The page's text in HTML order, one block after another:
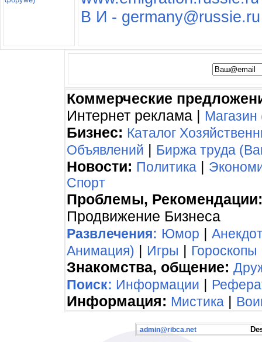
В И - germany@russie.ru
Коммерческие
Интернет реклама | Магазин
Бизнес: Каталог
Объявлений | Биржа труда
Новости: Политика |
Спорт
Проблемы, Рекомендации:
Продвижение Бизнеса
Развлечения: Юмор |
Анимация) | Игры | Гороскопы
Знакомства, общение:
Поиск: Информации |
Информация: Мистика |
admin@ribca.net